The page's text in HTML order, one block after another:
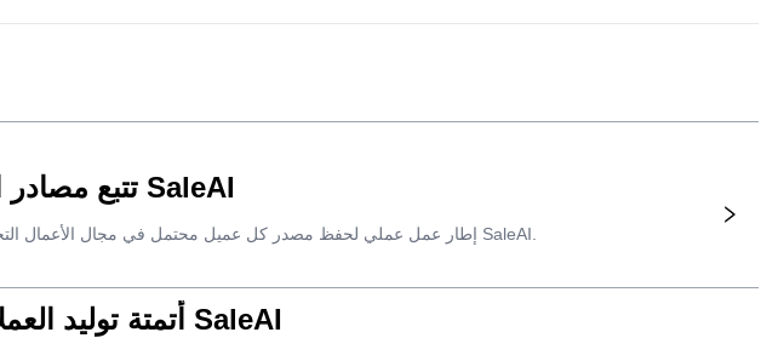
تتبع مصادر العملاء المحتملين في قطاع الأعمال: سير عمل عملي لـ SaleAI
إطار عمل عملي لحفظ مصدر كل عميل محتمل في مجال الأعمال التجارية بين الشركات، وما يثبته المصدر، وما هي إجراءات المبيعات التي يجب اتخاذها بعد ذلك في SaleAI.
أتمتة توليد العملاء المحتملين في مجال الأعمال بين الشركات باستخدام SaleAI